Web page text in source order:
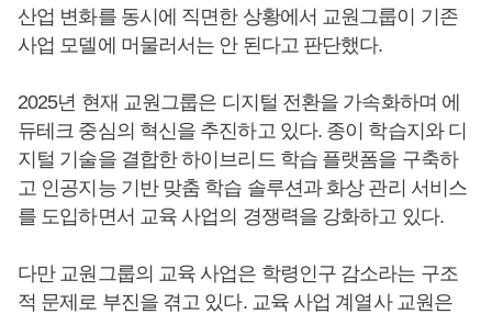
산업 변화를 동시에 직면한 상황에서 교원그룹이 기존
사업 모델에 머물러서는 안 된다고 판단했다.
2025년 현재 교원그룹은 디지털 전환을 가속화하며 에
듀테크 중심의 혁신을 추진하고 있다. 종이 학습지와 디
지털 기술을 결합한 하이브리드 학습 플랫폼을 구축하
고 인공지능 기반 맞춤 학습 솔루션과 화상 관리 서비스
를 도입하면서 교육 사업의 경쟁력을 강화하고 있다.
다만 교원그룹의 교육 사업은 학령인구 감소라는 구조
적 문제로 부진을 겪고 있다. 교육 사업 계열사 교원은